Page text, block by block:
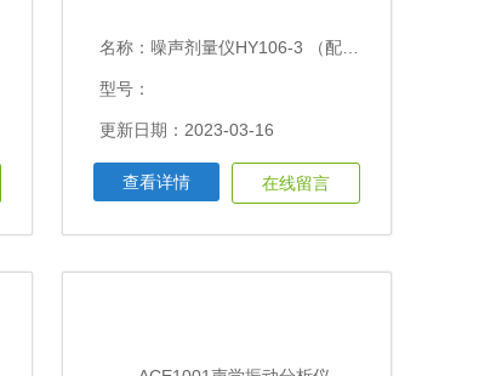
名称： 噪声剂量仪HY106-3 （配置3）
型号：
更新日期：2023-03-16
查看详情 在线留言